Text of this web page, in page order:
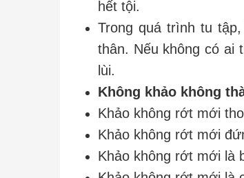
hết tội.
Trong quá trình tu
thân. Nếu không có ai
lùi.
Không khảo không
Khảo không rớt mới
Khảo không rớt mới
Khảo không rớt mới là